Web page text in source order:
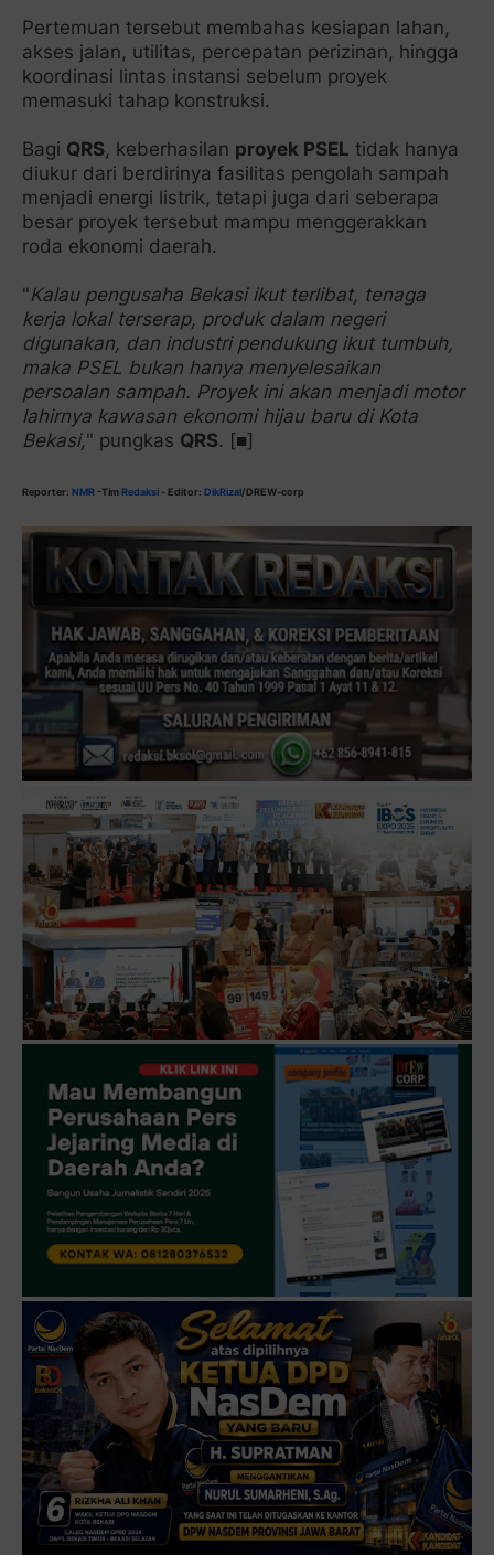
Pertemuan tersebut membahas kesiapan lahan,
akses jalan, utilitas, percepatan perizinan, hingga
koordinasi lintas instansi sebelum proyek
memasuki tahap konstruksi.
Bagi QRS, keberhasilan proyek PSEL tidak hanya
diukur dari berdirinya fasilitas pengolah sampah
menjadi energi listrik, tetapi juga dari seberapa
besar proyek tersebut mampu menggerakkan
roda ekonomi daerah.
"Kalau pengusaha Bekasi ikut terlibat, tenaga
kerja lokal terserap, produk dalam negeri
digunakan, dan industri pendukung ikut tumbuh,
maka PSEL bukan hanya menyelesaikan
persoalan sampah. Proyek ini akan menjadi motor
lahirnya kawasan ekonomi hijau baru di Kota
Bekasi," pungkas QRS. [■]
Reporter: NMR -Tim Redaksi - Editor: DikRizal/DREW-corp